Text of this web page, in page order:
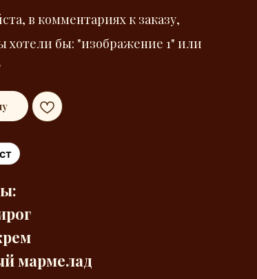
в комментариях к заказу,
хотели бы: "изображение 1" или
мармелад